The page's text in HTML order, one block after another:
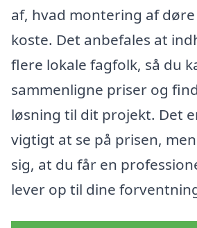
af, hvad montering af døre
koste. Det anbefales at
flere lokale fagfolk, så du
sammenligne priser og
løsning til dit projekt. Det
vigtigt at se på prisen,
sig, at du får en
lever op til dine